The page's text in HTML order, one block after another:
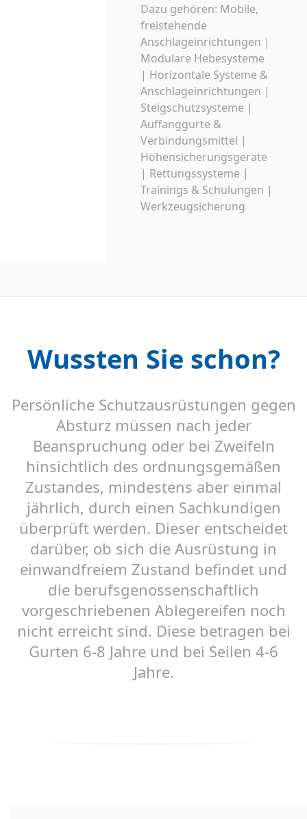
Dazu gehören: Mobile,
freistehende
Anschlageinrichtungen |
Modulare Hebesysteme
| Horizontale Systeme &
Anschlageinrichtungen |
Steigschutzsysteme |
Auffanggurte &
Verbindungsmittel |
Höhensicherungsgeräte
| Rettungssysteme |
Trainings & Schulungen |
Werkzeugsicherung
Wussten Sie schon?
Persönliche Schutzausrüstungen gegen
Absturz müssen nach jeder
Beanspruchung oder bei Zweifeln
hinsichtlich des ordnungsgemäßen
Zustandes, mindestens aber einmal
jährlich, durch einen Sachkundigen
überprüft werden. Dieser entscheidet
darüber, ob sich die Ausrüstung in
einwandfreiem Zustand befindet und
die berufsgenossenschaftlich
vorgeschriebenen Ablegereifen noch
nicht erreicht sind. Diese betragen bei
Gurten 6-8 Jahre und bei Seilen 4-6
Jahre.